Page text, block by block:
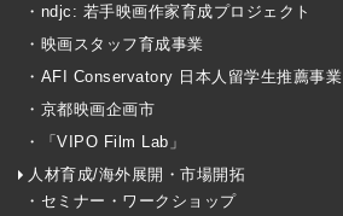
・ndjc: 若手映画作家育成プロジェクト
・映画スタッフ育成事業
・AFI Conservatory 日本人留学生推薦事業
・京都映画企画市
・「VIPO Film Lab」
人材育成/海外展開・市場開拓
・セミナー・ワークショップ